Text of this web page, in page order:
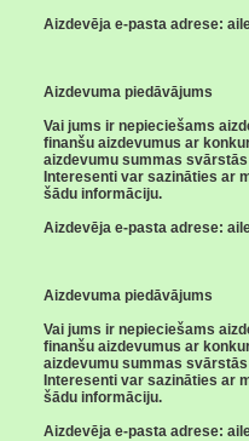
Aizdevēja e-pasta adrese:
Aizdevuma piedāvājums
Vai jums ir nepieciešams
finanšu aizdevumus ar
aizdevumu summas svārstās
Interesenti var sazināties ar
šādu informāciju.
Aizdevēja e-pasta adrese:
Aizdevuma piedāvājums
Vai jums ir nepieciešams
finanšu aizdevumus ar
aizdevumu summas svārstās
Interesenti var sazināties ar
šādu informāciju.
Aizdevēja e-pasta adrese: